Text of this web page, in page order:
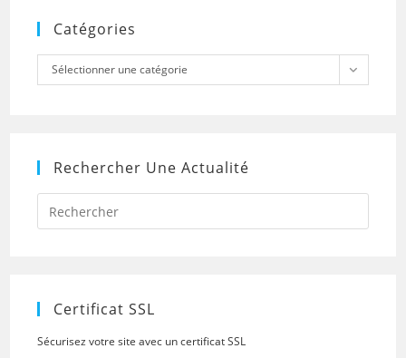
Catégories
Catégories
Sélectionner une catégorie
Rechercher Une Actualité
Press
to
Certificat SSL
Sécurisez votre site avec un certificat SSL